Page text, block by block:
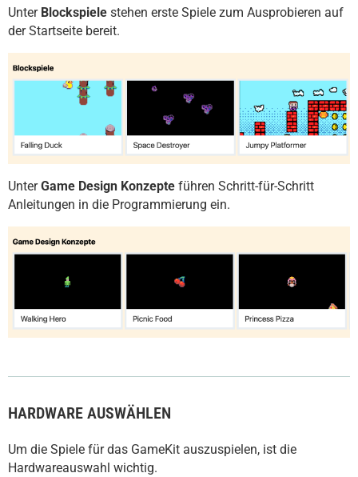
Unter Blockspiele stehen erste Spiele zum Ausprobieren auf
der Startseite bereit.
UnterGame Design Konzepte führen Schritt-für-Schritt
Anleitungen in die Programmierung ein.
HARDWARE AUSWÄHLEN
Um die Spiele für das GameKit auszuspielen, ist die
Hardwareauswahl wichtig.